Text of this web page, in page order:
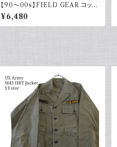
【90～00s】FIELD GEAR コット
ンリネンシャツ ハーフボタン ブラ
ック 黒 ポロシャツ 半袖
¥6,480